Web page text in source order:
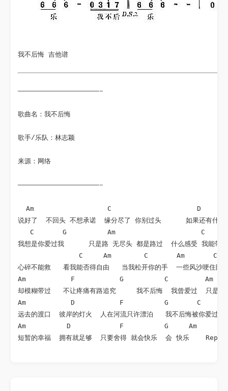
我不后悔 吉他谱
————————————————————–
歌曲名：我不后悔
歌手/乐队：林志颖
来源：网络
————————————————————–
  Am                  C                     D
说好了  不回头 不想承诺  缘分尽了 你别过头      如果还有什
C       G          Am                     C
我想是你爱过我      只是路 无尽头 都是路过  什么感受 我能带
C     Am        C       Am
心碎不能救   看我能否得自由   当我松开你的手  一些风沙哽住眼
Am           F           G          C         Am
却模糊带过   不让疼痛有路追究     我不后悔  我曾爱过  只是
Am           D           F          G       C
远去的渡口  彼岸的灯火  人在河流只许漂泊   我不后悔被你爱过
Am          D            F          G     Am
短暂的幸福  拥有就足够  只要舍得 就会快乐  会 快乐